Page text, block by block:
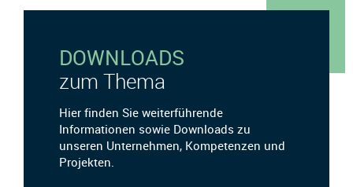
DOWNLOADS
zum Thema
Hier finden Sie weiterführende
Informationen sowie Downloads zu
unseren Unternehmen, Kompetenzen und
Projekten.